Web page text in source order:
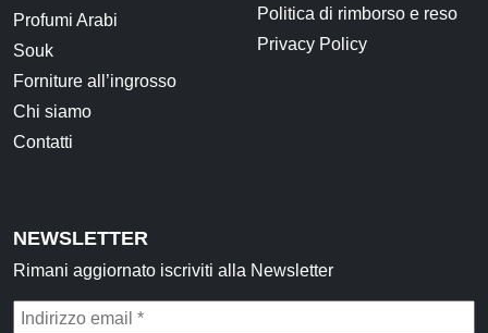
Profumi Arabi
Souk
Forniture all’ingrosso
Chi siamo
Contatti
Politica di rimborso e reso
Privacy Policy
NEWSLETTER
Rimani aggiornato iscriviti alla Newsletter